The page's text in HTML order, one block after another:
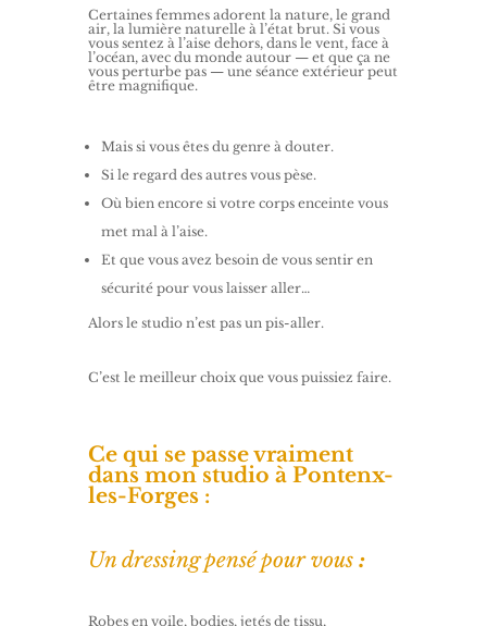
Certaines femmes adorent la nature, le grand
air, la lumière naturelle à l’état brut. Si vous
vous sentez à l’aise dehors, dans le vent, face à
l’océan, avec du monde autour — et que ça ne
vous perturbe pas — une séance extérieur peut
être magnifique.
Mais si vous êtes du genre à douter.
Si le regard des autres vous pèse.
Où bien encore si votre corps enceinte vous
met mal à l’aise.
Et que vous avez besoin de vous sentir en
sécurité pour vous laisser aller…
Alors le studio n’est pas un pis-aller.
C’est le meilleur choix que vous puissiez faire.
Ce qui se passe vraiment
dans mon studio à Pontenx-
les-Forges :
Un dressing pensé pour vous:
Robes en voile, bodies, jetés de tissu,